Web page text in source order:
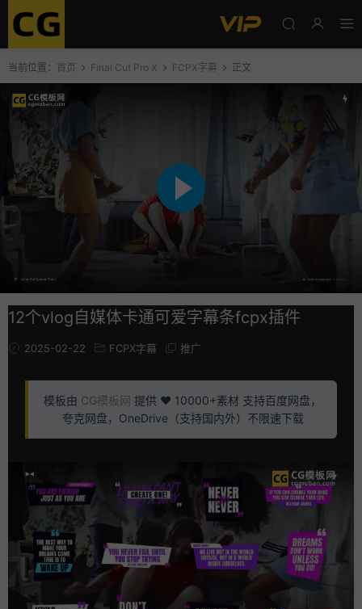
当前位置： 首页 Final Cut Pro X FCPX字幕 正文
12个vlog自媒体卡通可爱字幕条fcpx插件
2025-02-22 FCPX字幕 推广
模板由 CG模板网 提供 ❤️ 10000+素材 支持百度网盘，
夸克网盘，OneDrive（支持国内外）不限速下载